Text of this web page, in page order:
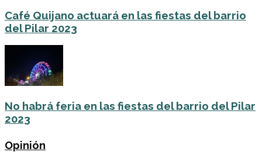
Café Quijano actuará en las fiestas del barrio
del Pilar 2023
No habrá feria en las fiestas del barrio del Pilar
2023
Opinión